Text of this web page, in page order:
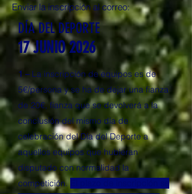
Enviar la inscripción al correo:
DÍA DEL DEPORTE
17 JUNIO 2026
1 –La inscripción de equipos es de
5€/persona y se ha de dejar una fianza
de 20€, fianza que se devolverá a la
conclusión del mismo día de
celebración del Día del Deporte a
aquellos equipos que hubieran
disputado con normalidad la
competición.